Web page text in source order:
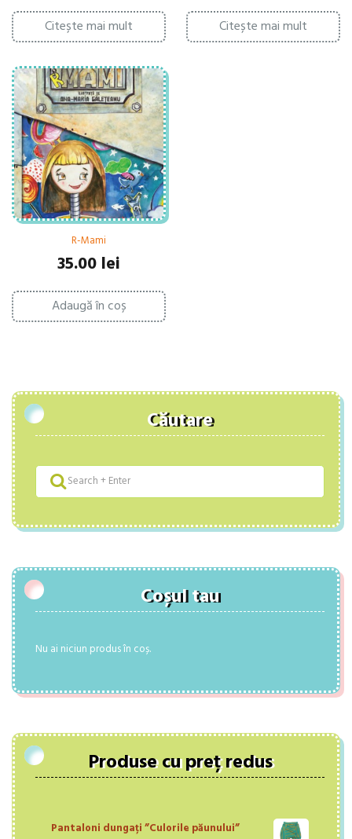
Citește mai mult Citește mai mult
R-Mami
35.00 lei
Adaugă în coș
Căutare
Coșul tau
Nu ai niciun produs în coș.
Produse cu preț redus
Pantaloni dungați ”Culorile păunului”